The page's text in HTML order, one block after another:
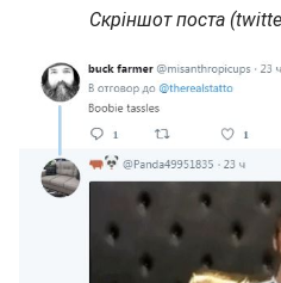
Скріншот поста